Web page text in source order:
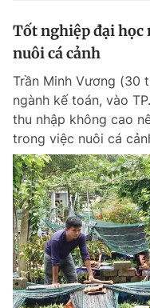
Tốt nghiệp đại học
nuôi cá cảnh
Trần Minh Vương (30
ngành kế toán, vào
thu nhập không cao
trong việc nuôi cá